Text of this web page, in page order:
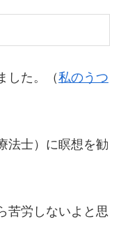
した。（私のうつ
法士）に瞑想を勧
苦労しないよと思